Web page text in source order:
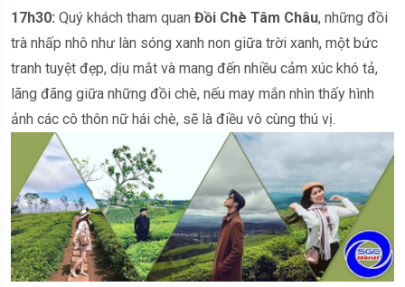
1 7h30: Quý khách tham quan Đồi Chè Tâm Châu, những đồi
trà nhấp nhô như làn sóng xanh non giữa trời xanh, một bức
tranh tuyệt đẹp, dịu mắt và mang đến nhiều cảm xúc khó tả,
lãng đãng giữa những đồi chè, nếu may mắn nhìn thấy hình
ảnh các cô thôn nữ hái chè, sẽ là điều vô cùng thú vị.